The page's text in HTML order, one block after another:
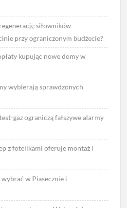
siłowników
przy ograniczonym budżecie?
kupując nowe domy w
wybierają sprawdzonych
gaz ograniczą fałszywe alarmy
z fotelikami oferuje montaż i
w Piasecznie i